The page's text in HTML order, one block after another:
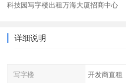
科技园写字楼出租万海大厦招商中心
详细说明
写字楼 开发商直租